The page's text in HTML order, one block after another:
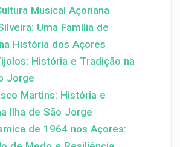
Musical Açoriana
Uma Família de
História dos Açores
História e Tradição na
Jorge
Martins: História e
Ilha de São Jorge
de 1964 nos Açores: